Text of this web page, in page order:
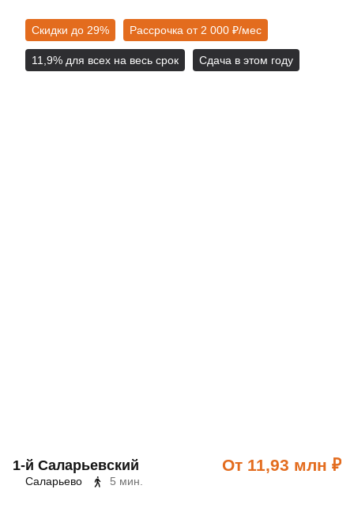
Скидки до 29% Рассрочка от 2 000 ₽/мес
11,9% для всех на весь срок Сдача в этом году
1‑й Саларьевский От 11,93 млн ₽
Саларьево 5 мин.